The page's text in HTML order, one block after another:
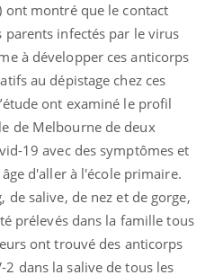
ont montré que le contact
infectés par le virus
à développer ces anticorps
au dépistage chez ces
ont examiné le profil
de Melbourne de deux
19 avec des symptômes et
d'aller à l'école primaire.
de salive, de nez et de gorge,
prélevés dans la famille tous
ont trouvé des anticorps
2 dans la salive de tous les